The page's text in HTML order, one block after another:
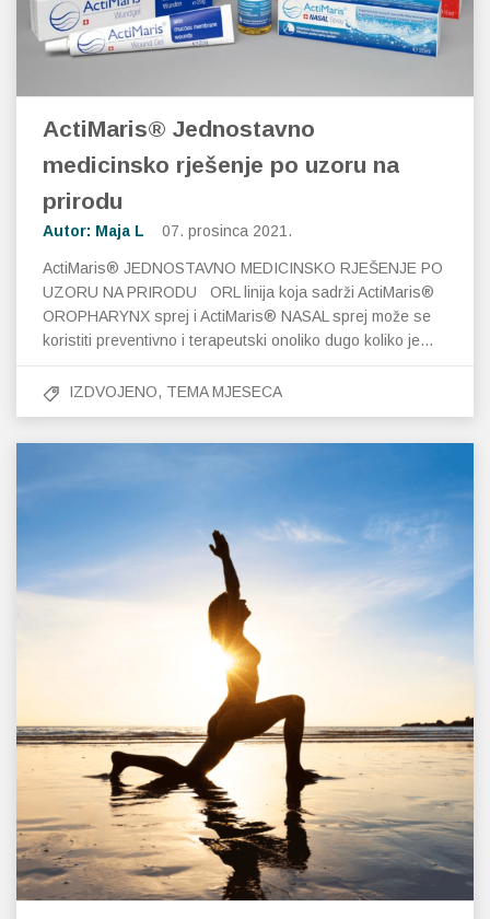
Imunitet
Kosa, koža i nokti
Kosti, zglobovi, mišići
Mršavljenje
Oči
Pamćenje i
Probava, hemoroidi,
Srce i krvne žile, vene
Usta, usne, zubi
Magnezij
Željezo
Vitamin H - Biotin
Vitamini za djecu
Maska i piling
Njega i hidratacija
Njega oko očiju
Njega za muškarce
Osjetljiva koža,
Umorna koža i bez sjaja
Dermatitis, iritacije,
Njega ruku
Njega stopala
Profesionalna njega
Ostalo
Steznici, ortoze
Tlakomjeri
ActiMaris® Jednostavno
medicinsko rješenje po uzoru na
prirodu
Autor: Maja L 07. prosinca 2021.
ActiMaris® JEDNOSTAVNO MEDICINSKO RJEŠENJE PO
UZORU NA PRIRODU ORL linija koja sadrži ActiMaris®
OROPHARYNX sprej i ActiMaris® NASAL sprej može se
koristiti preventivno i terapeutski onoliko dugo koliko je…
IZDVOJENO, TEMA MJESECA